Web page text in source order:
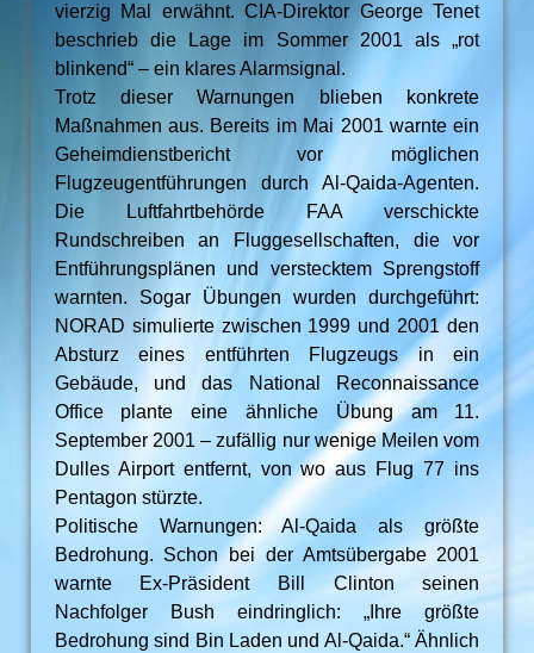
vierzig Mal erwähnt. CIA-Direktor George Tenet
beschrieb die Lage im Sommer 2001 als „rot
blinkend“ – ein klares Alarmsignal.
Trotz dieser Warnungen blieben konkrete
Maßnahmen aus. Bereits im Mai 2001 warnte ein
Geheimdienstbericht vor möglichen
Flugzeugentführungen durch Al-Qaida-Agenten.
Die Luftfahrtbehörde FAA verschickte
Rundschreiben an Fluggesellschaften, die vor
Entführungsplänen und verstecktem Sprengstoff
warnten. Sogar Übungen wurden durchgeführt:
NORAD simulierte zwischen 1999 und 2001 den
Absturz eines entführten Flugzeugs in ein
Gebäude, und das National Reconnaissance
Office plante eine ähnliche Übung am 11.
September 2001 – zufällig nur wenige Meilen vom
Dulles Airport entfernt, von wo aus Flug 77 ins
Pentagon stürzte.
Politische Warnungen: Al-Qaida als größte
Bedrohung. Schon bei der Amtsübergabe 2001
warnte Ex-Präsident Bill Clinton seinen
Nachfolger Bush eindringlich: „Ihre größte
Bedrohung sind Bin Laden und Al-Qaida.“ Ähnlich